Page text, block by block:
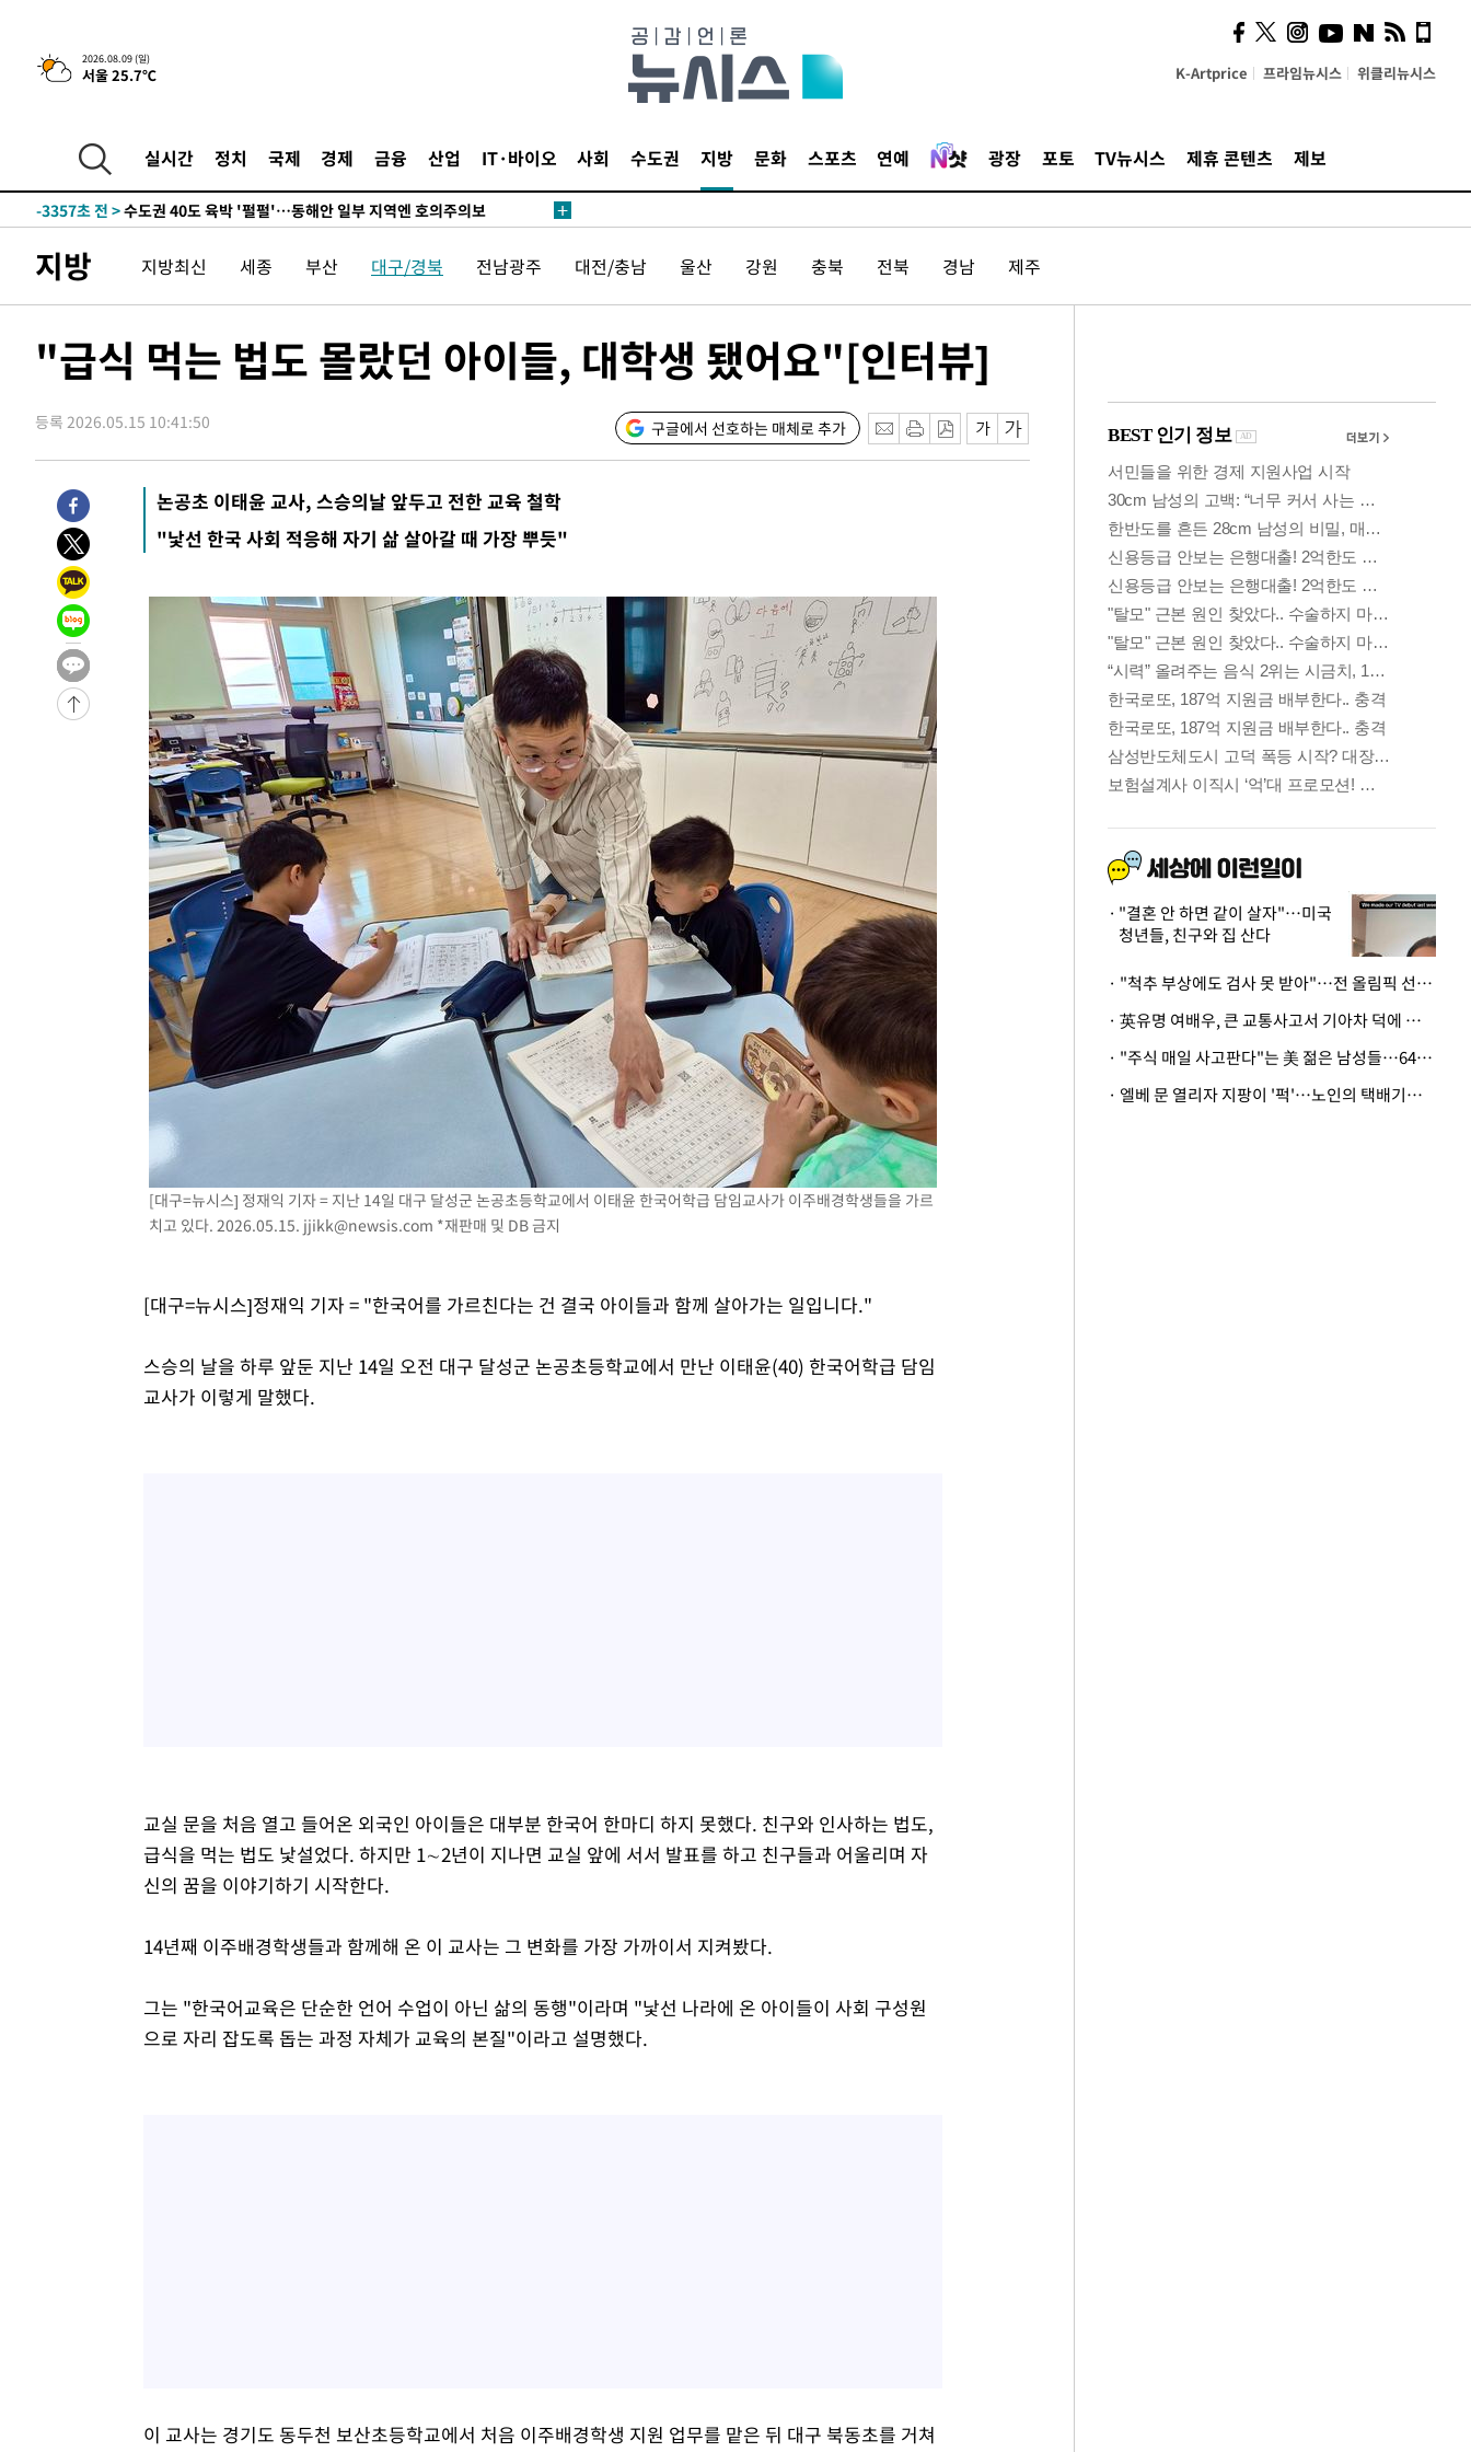
2026.08.09 (일)
서울 25.7℃ K-Artprice 프라임뉴시스 위클리뉴시스
실시간 정치 국제 경제 금융 산업 IT·바이오 사회 수도권 지방 문화 스포츠 연예 광장 포토 TV뉴시스 제휴 콘텐츠 제보
청래 44.56%
-11062초 전 >[속보]與 대표 경선 제주·인천 당원투표…金 47.75%·鄭
42.08%·宋 10.17%
-10596초 전 >이강인 "아틀레티코 이적 기뻐…등번호 7번 의미보단 팀 위해 뛸
-4305초 전 >
낮 최고 35도 '무더위'…동해안 시간당 30㎜ '강한 비'[내일날씨]
-3575초 전 >
레티코 이적"
-3357초 전 >수도권 40도 육박 '펄펄'…동해안 일부 지역엔 호의주의보
1시간 전 >
강릉에 시간당 81.4㎜ 물폭탄…도로 잠기고 담벼락 붕괴
2시간 전 >백운산서 80년근 천종산삼 9뿌리 발견…감정가 1.3억원
3시간 전 >남자 농구, 나고야 아시안게임서 '홈팀' 일본과 한일전
4시간 전 >극한폭염 한풀 꺾이지만…'낮 최고 35도' 무더위, 열대야 계속[다음주
5시간 전 >축구협회 "압수수색·성접대 논란 사과…쇄신의 기회로 삼겠다"
5시간 전 >
[속보]'압수수색·성접대 논란' 축구협회 "실망과 걱정 안겨드려 죄송"
9시간 전 >
'최고 37도' 폭염 지속…강원동해안 최대 150㎜ 비
10시간 전 >
[속보]뉴욕증시 상승 마감…S&P 0.6% 나스닥 1.3%↑
-20800초 전 >
-11847초 전 >
[속보]與최고위원 제주·인천 순회경선…박선원·최민희·서미화·
한민수·김용 순
-11800초 전 >
[속보]김민석, 與 전대 당원투표 누적 득표율 45.42%로 1위… 정
청래 44.56%
-11082초 전 >
[속보]與 대표 경선 제주·인천 당원투표…金 47.75%·鄭
42.08%·宋 10.17%
-10616초 전 >
이강인 "아틀레티코 이적 기뻐…등번호 7번 의미보단 팀 위해 뛸
[속보]與 당대표 경선, 제주·인천 권리당원 투표 김민석 승리
낮 최고 35도 '무더위'…동해안 시간당 30㎜ '강한 비'[내일날씨]
[속보]이강인 "감독님이 원하는 마음 느꼈고, 많은 트로피 원해 아틀
수도권 40도 육박 '펄펄'…동해안 일부 지역엔 호의주의보
온열질환 사망자 3명 늘어…누적 환자 3000명 돌파
강릉에 시간당 81.4㎜ 물폭탄…도로 잠기고 담벼락 붕괴
백운산서 80년근 천종산삼 9뿌리 발견…감정가 1.3억원
선재도서 해루질 나섰다 실종 60대, 닷새 만에 숨진 채 발견
남자 농구, 나고야 아시안게임서 '홈팀' 일본과 한일전
여수 오동도 해상서 모터보트 전복…1명 사망·1명 실종
극한폭염 한풀 꺾이지만…'낮 최고 35도' 무더위, 열대야 계속[다음주
축구협회 "압수수색·성접대 논란 사과…쇄신의 기회로 삼겠다"
[속보]'압수수색·성접대 논란' 축구협회 "실망과 걱정 안겨드려 죄송"
'최고 37도' 폭염 지속…강원동해안 최대 150㎜ 비
[속보]뉴욕증시 상승 마감…S&P 0.6% 나스닥 1.3%↑
지방 지방최신 세종 부산 대구/경북 전남광주 대전/충남 울산 강원 충북 전북 경남 제주
"급식 먹는 법도 몰랐던 아이들, 대학생 됐어요"[인터뷰]
등록 2026.05.15 10:41:50 구글에서 선호하는 매체로 추가
논공초 이태윤 교사, 스승의날 앞두고 전한 교육 철학
"낯선 한국 사회 적응해 자기 삶 살아갈 때 가장 뿌듯"
[대구=뉴시스] 정재익 기자 = 지난 14일 대구 달성군 논공초등학교에서 이태윤 한국어학급 담임교사가 이주배경학생들을 가르
치고 있다. 2026.05.15. jjikk@newsis.com *재판매 및 DB 금지
[대구=뉴시스]정재익 기자 = "한국어를 가르친다는 건 결국 아이들과 함께 살아가는 일입니다."
스승의 날을 하루 앞둔 지난 14일 오전 대구 달성군 논공초등학교에서 만난 이태윤(40) 한국어학급 담임
교사가 이렇게 말했다.
교실 문을 처음 열고 들어온 외국인 아이들은 대부분 한국어 한마디 하지 못했다. 친구와 인사하는 법도,
급식을 먹는 법도 낯설었다. 하지만 1∼2년이 지나면 교실 앞에 서서 발표를 하고 친구들과 어울리며 자
신의 꿈을 이야기하기 시작한다.
14년째 이주배경학생들과 함께해 온 이 교사는 그 변화를 가장 가까이서 지켜봤다.
그는 "한국어교육은 단순한 언어 수업이 아닌 삶의 동행"이라며 "낯선 나라에 온 아이들이 사회 구성원
으로 자리 잡도록 돕는 과정 자체가 교육의 본질"이라고 설명했다.
이 교사는 경기도 동두천 보산초등학교에서 처음 이주배경학생 지원 업무를 맡은 뒤 대구 북동초를 거쳐
사이 해답 찾았죠"…알을
깨고 나온 '초자아'
"결혼 안 하면 같이 살자"…미국
청년들, 친구와 집 산다
· "척추 부상에도 검사 못 받아"…전 올림픽 선수, 美봅슬레이협회 상대 소송
· 英유명 여배우, 큰 교통사고서 기아차 덕에 살았다
· "주식 매일 사고판다"는 美 젊은 남성들…64%가 "나는 인생의 패배자“
· 엘베 문 열리자 지팡이 '퍽'…노인의 택배기사 폭행 이유